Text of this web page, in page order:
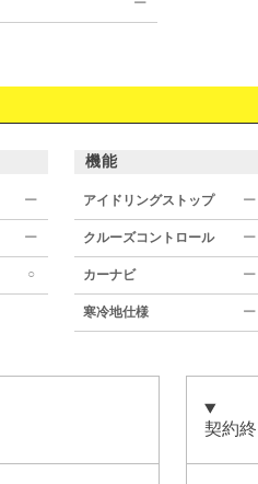
ー
ー
ー
○
機能
アイドリングストップ ー
クルーズコントロール ー
カーナビ ー
寒冷地仕様 ー
契約